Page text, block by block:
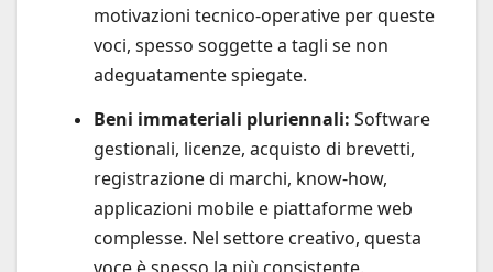
motivazioni tecnico-operative per queste
voci, spesso soggette a tagli se non
adeguatamente spiegate.
Beni immateriali pluriennali: Software
gestionali, licenze, acquisto di brevetti,
registrazione di marchi, know-how,
applicazioni mobile e piattaforme web
complesse. Nel settore creativo, questa